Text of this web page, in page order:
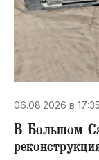
06.08.2026 в 17:35
В Большом